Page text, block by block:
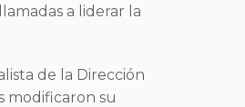
a liderar la
de la Dirección
modificaron su